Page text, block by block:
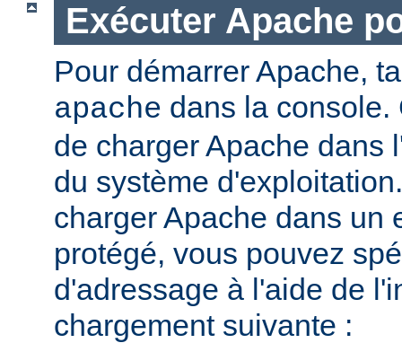
Exécuter Apache
Pour démarrer Apache,
apache dans la console.
de charger Apache dans
du système
charger Apache dans un
protégé, vous pouvez
d'adressage à l'aide de
chargement suivante :